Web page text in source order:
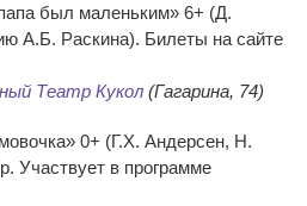
был маленьким» 6+ (Д.
А.Б. Раскина). Билеты на сайте
Театр Кукол (Гагарина, 74)
0+ (Г.Х. Андерсен, Н.
Участвует в программе